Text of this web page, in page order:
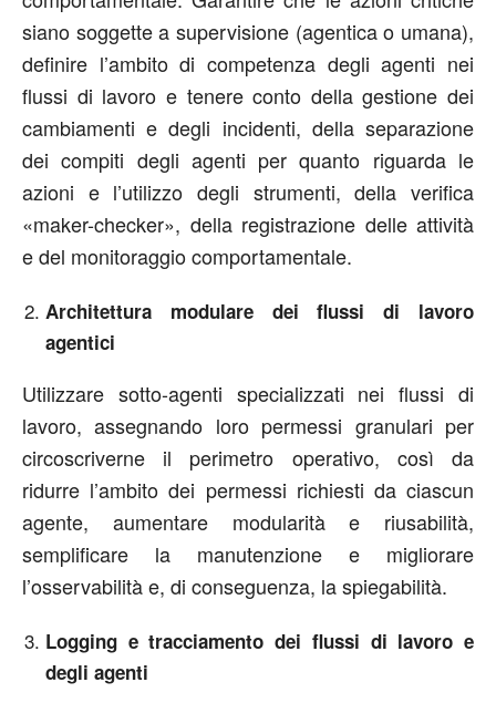
siano soggette a supervisione (agentica o umana),
definire l’ambito di competenza degli agenti nei
flussi di lavoro e tenere conto della gestione dei
cambiamenti e degli incidenti, della separazione
dei compiti degli agenti per quanto riguarda le
azioni e l’utilizzo degli strumenti, della verifica
«maker-checker», della registrazione delle attività
e del monitoraggio comportamentale.
Architettura modulare dei flussi di lavoro
agentici
Utilizzare sotto-agenti specializzati nei flussi di
lavoro, assegnando loro permessi granulari per
circoscriverne il perimetro operativo, così da
ridurre l’ambito dei permessi richiesti da ciascun
agente, aumentare modularità e riusabilità,
semplificare la manutenzione e migliorare
l’osservabilità e, di conseguenza, la spiegabilità.
Logging e tracciamento dei flussi di lavoro e
degli agenti